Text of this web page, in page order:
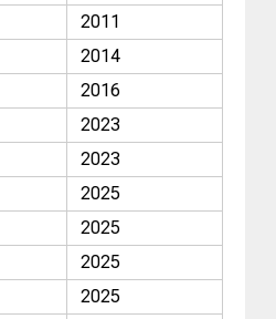
2011
2014
2016
2023
2023
2025
2025
2025
2025